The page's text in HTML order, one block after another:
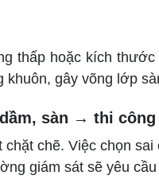
thấp hoặc kích
khuôn, gây võng lớp
sàn → thi
chẽ. Việc chọn
giám sát sẽ yêu